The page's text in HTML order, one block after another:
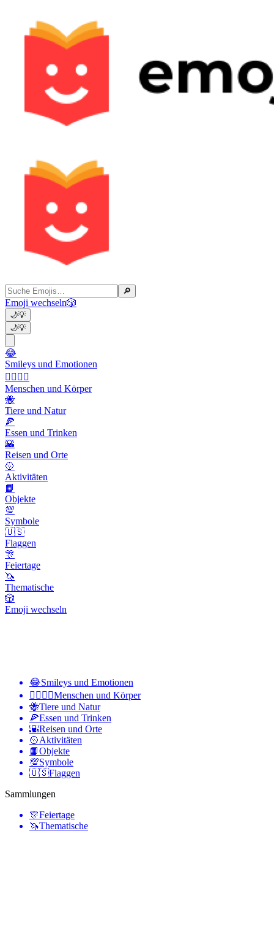
🔎
Emoji wechseln🎲
🌙💡
🌙💡
😂
Smileys und Emotionen
👩‍❤️‍💋‍👨
Menschen und Körper
🐝
Tiere und Natur
🍕
Essen und Trinken
🌇
Reisen und Orte
🥎
Aktivitäten
📙
Objekte
💯
Symbole
🇺🇸
Flaggen
🎊
Feiertage
🦄
Thematische
🎲
Emoji wechseln
😂Smileys und Emotionen
👩‍❤️‍💋‍👨Menschen und Körper
🐝Tiere und Natur
🍕Essen und Trinken
🌇Reisen und Orte
🥎Aktivitäten
📙Objekte
💯Symbole
🇺🇸Flaggen
Sammlungen
🎊Feiertage
🦄Thematische